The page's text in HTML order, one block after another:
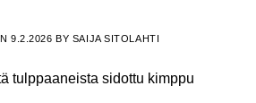
9.2.2026 BY SAIJA SITOLAHTI